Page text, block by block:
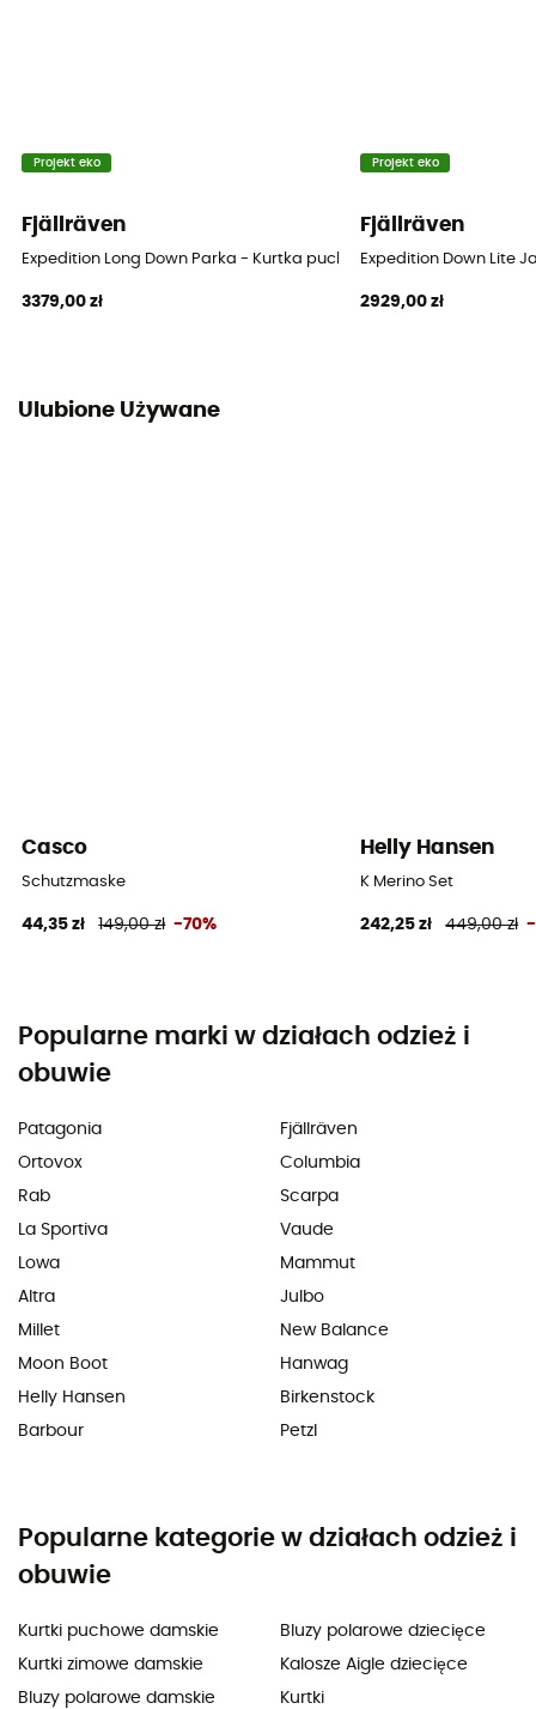
Projekt eko
Fjällräven
Expedition Long Down Parka - Kurtka puchowa damski
3379,00 zł
Projekt eko
Fjällräven
Expedition Down Lite
2929,00 zł
Ulubione Używane
Casco
Schutzmaske
44,35 zł 149,00 zł -70%
Helly Hansen
K Merino Set
242,25 zł 449,00 zł -
Popularne marki w działach odzież i
obuwie
Patagonia
Ortovox
Rab
La Sportiva
Lowa
Altra
Millet
Moon Boot
Helly Hansen
Barbour
Fjällräven
Columbia
Scarpa
Vaude
Mammut
Julbo
New Balance
Hanwag
Birkenstock
Petzl
Popularne kategorie w działach odzież i
obuwie
Kurtki puchowe damskie
Kurtki zimowe damskie
Bluzy polarowe damskie
Bluzy polarowe dziecięce
Kalosze Aigle dziecięce
Kurtki